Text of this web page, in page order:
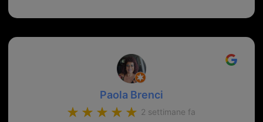
Paola Brenci
2 settimane fa